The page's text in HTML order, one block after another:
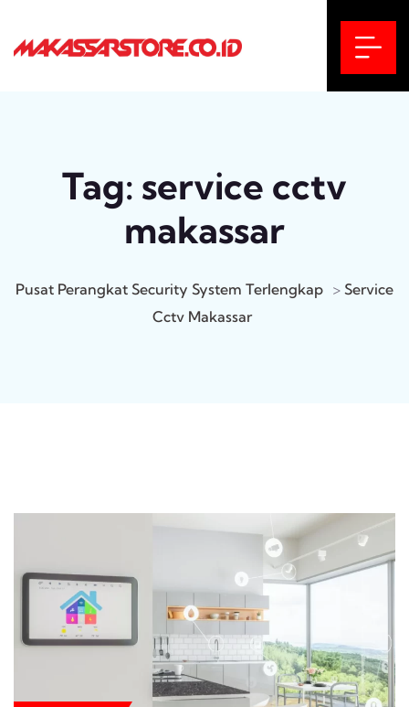
Tag: service cctv
makassar
Pusat Perangkat Security System Terlengkap > Service
Cctv Makassar